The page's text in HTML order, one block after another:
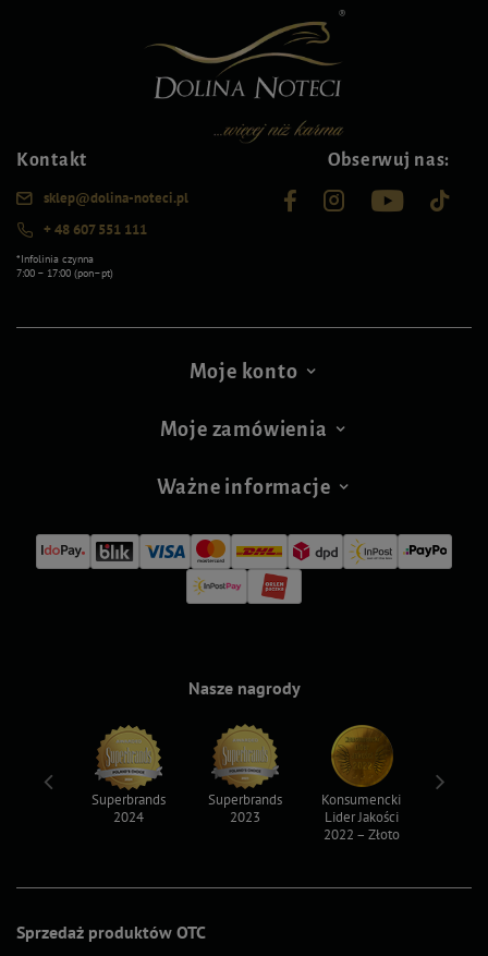
Kontakt
sklep@dolina-noteci.pl
+ 48 607 551 111
*Infolinia czynna
7:00 – 17:00 (pon–pt)
Obserwuj nas:
Moje konto
Moje zamówienia
Ważne informacje
Sprzedaż produktów OTC
Nasze nagrody
Superbrands
2024
Superbrands
2023
Konsumencki
Lider Jakości
2022 – Złoto